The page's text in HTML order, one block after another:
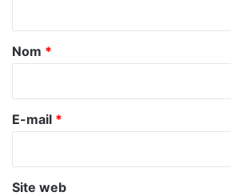
a
e
Nom *
E-mail *
Site web